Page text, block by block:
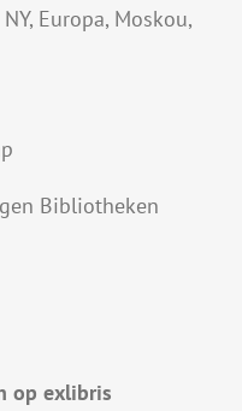
Europa, Moskou,
Bibliotheken
op exlibris